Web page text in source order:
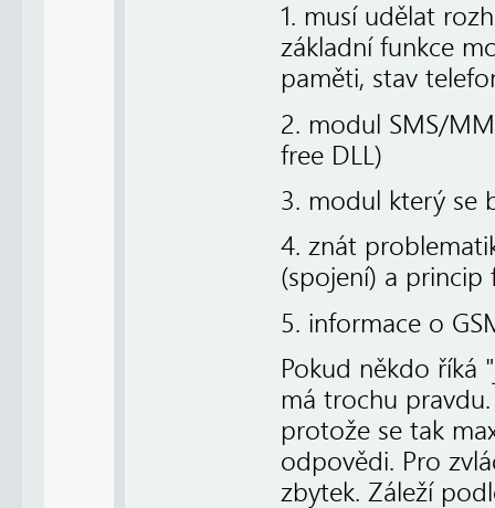
1. musí udělat
základní funkce
paměti, stav
2. modul SMS/
free DLL)
3. modul který se
4. znát
(spojení) a
5. informace o
Pokud někdo říká
má trochu
protože se tak
odpovědi. Pro
zbytek. Záleží